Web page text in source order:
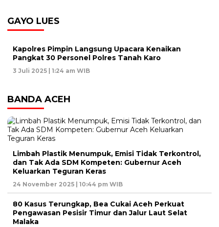
GAYO LUES
Kapolres Pimpin Langsung Upacara Kenaikan
Pangkat 30 Personel Polres Tanah Karo
3 Juli 2025 | 1:24 am WIB
BANDA ACEH
Limbah Plastik Menumpuk, Emisi Tidak Terkontrol,
dan Tak Ada SDM Kompeten: Gubernur Aceh
Keluarkan Teguran Keras
24 November 2025 | 10:44 pm WIB
80 Kasus Terungkap, Bea Cukai Aceh Perkuat
Pengawasan Pesisir Timur dan Jalur Laut Selat
Malaka